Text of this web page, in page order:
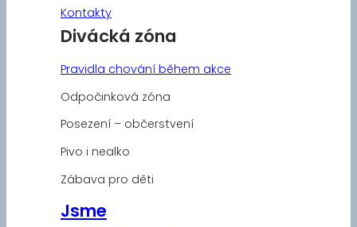
Kontakty
Divácká zóna
Pravidla chování během akce
Odpočinková zóna
Posezení – občerstvení
Pivo i nealko
Zábava pro děti
Jsme